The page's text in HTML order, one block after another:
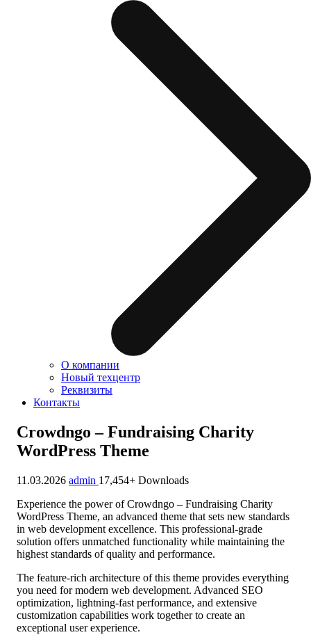
О компании
Новый техцентр
Реквизиты
Контакты
Crowdngo – Fundraising Charity
WordPress Theme
11.03.2026 admin 17,454+ Downloads
Experience the power of Crowdngo – Fundraising Charity
WordPress Theme, an advanced theme that sets new standards
in web development excellence. This professional-grade
solution offers unmatched functionality while maintaining the
highest standards of quality and performance.
The feature-rich architecture of this theme provides everything
you need for modern web development. Advanced SEO
optimization, lightning-fast performance, and extensive
customization capabilities work together to create an
exceptional user experience.